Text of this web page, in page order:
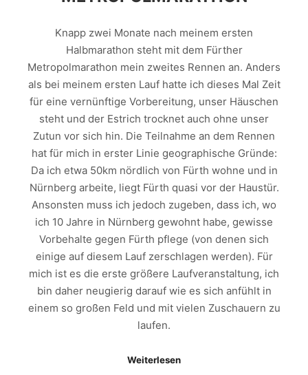
Knapp zwei Monate nach meinem ersten
Halbmarathon steht mit dem Fürther
Metropolmarathon mein zweites Rennen an. Anders
als bei meinem ersten Lauf hatte ich dieses Mal Zeit
für eine vernünftige Vorbereitung, unser Häuschen
steht und der Estrich trocknet auch ohne unser
Zutun vor sich hin. Die Teilnahme an dem Rennen
hat für mich in erster Linie geographische Gründe:
Da ich etwa 50km nördlich von Fürth wohne und in
Nürnberg arbeite, liegt Fürth quasi vor der Haustür.
Ansonsten muss ich jedoch zugeben, dass ich, wo
ich 10 Jahre in Nürnberg gewohnt habe, gewisse
Vorbehalte gegen Fürth pflege (von denen sich
einige auf diesem Lauf zerschlagen werden). Für
mich ist es die erste größere Laufveranstaltung, ich
bin daher neugierig darauf wie es sich anfühlt in
einem so großen Feld und mit vielen Zuschauern zu
laufen.
Weiterlesen